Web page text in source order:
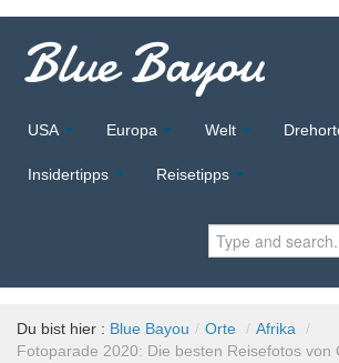
Blue Bayou
USA Europa Welt
Insidertipps Reisetipps
Du bist hier : Blue Bayou / Orte / Afrika
/
Fotoparade 2020: Die besten Reisefotos von